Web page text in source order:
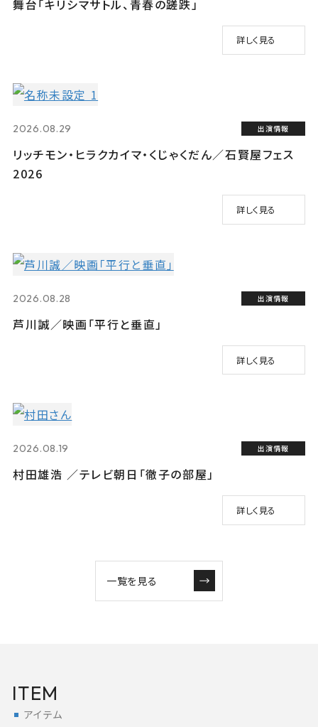
舞台「キリシマサトル、青春の蹉跌」
詳しく見る
2026.08.29 出演情報
リッチモン・ヒラクカイマ・くじゃくだん／石賢屋フェス
2026
詳しく見る
2026.08.28 出演情報
芦川誠／映画「平行と垂直」
詳しく見る
2026.08.19 出演情報
村田雄浩 ／テレビ朝日「徹子の部屋」
詳しく見る
一覧を見る
ITEM
アイテム